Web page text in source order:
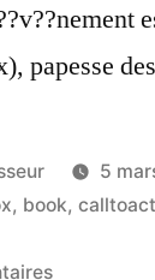
papesse
5
, book,
sur